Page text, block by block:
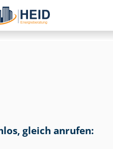
gleich anrufen: